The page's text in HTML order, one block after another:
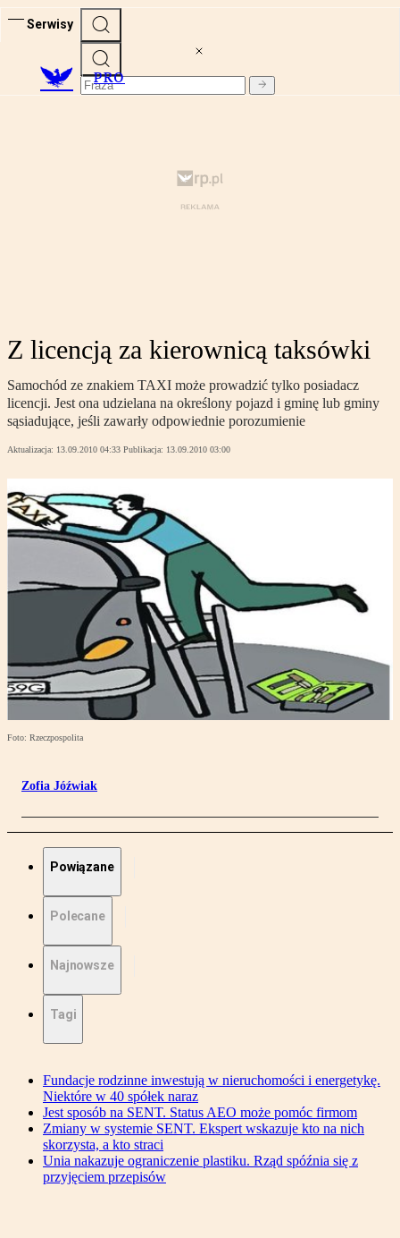
Serwisy
PRO
Z licencją za kierownicą taksówki
Samochód ze znakiem TAXI może prowadzić tylko posiadacz
licencji. Jest ona udzielana na określony pojazd i gminę lub gminy
sąsiadujące, jeśli zawarły odpowiednie porozumienie
Aktualizacja: 13.09.2010 04:33 Publikacja: 13.09.2010 03:00
Foto: Rzeczpospolita
Zofia Jóźwiak
Powiązane
Polecane
Najnowsze
Tagi
Fundacje rodzinne inwestują w nieruchomości i energetykę.
Niektóre w 40 spółek naraz
Jest sposób na SENT. Status AEO może pomóc firmom
Zmiany w systemie SENT. Ekspert wskazuje kto na nich
skorzysta, a kto straci
Unia nakazuje ograniczenie plastiku. Rząd spóźnia się z
przyjęciem przepisów